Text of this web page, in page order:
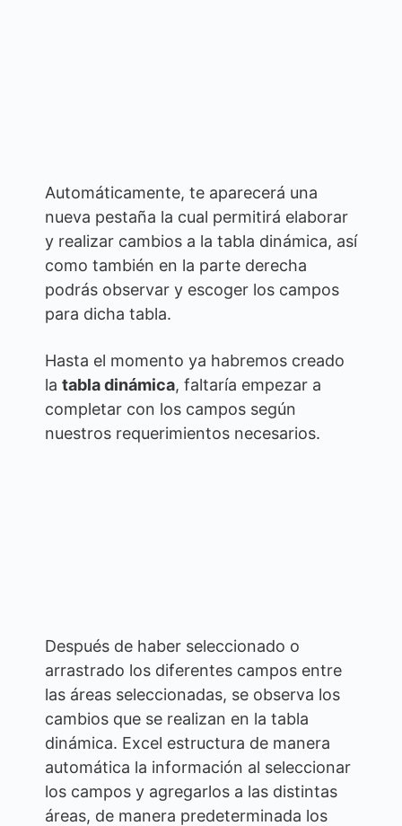
Automáticamente, te aparecerá una
nueva pestaña la cual permitirá elaborar
y realizar cambios a la tabla dinámica, así
como también en la parte derecha
podrás observar y escoger los campos
para dicha tabla.
Hasta el momento ya habremos creado
la tabla dinámica, faltaría empezar a
completar con los campos según
nuestros requerimientos necesarios.
Después de haber seleccionado o
arrastrado los diferentes campos entre
las áreas seleccionadas, se observa los
cambios que se realizan en la tabla
dinámica. Excel estructura de manera
automática la información al seleccionar
los campos y agregarlos a las distintas
áreas, de manera predeterminada los